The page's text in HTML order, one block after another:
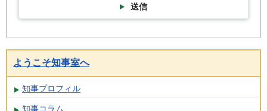
送信
ようこそ知事室へ
知事プロフィル
知事コラム